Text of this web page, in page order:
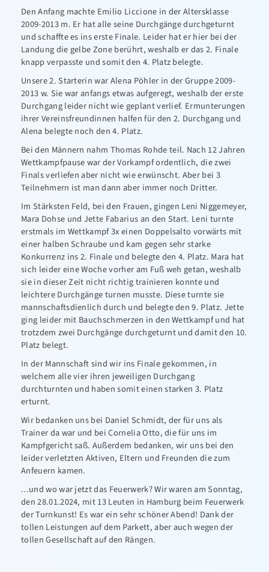
Den Anfang machte Emilio Liccione in der Altersklasse
2009-2013 m. Er hat alle seine Durchgänge durchgeturnt
und schaffte es ins erste Finale. Leider hat er hier bei der
Landung die gelbe Zone berührt, weshalb er das 2. Finale
knapp verpasste und somit den 4. Platz belegte.
Unsere 2. Starterin war Alena Pöhler in der Gruppe 2009-
2013 w. Sie war anfangs etwas aufgeregt, weshalb der erste
Durchgang leider nicht wie geplant verlief. Ermunterungen
ihrer Vereinsfreundinnen halfen für den 2. Durchgang und
Alena belegte noch den 4. Platz.
Bei den Männern nahm Thomas Rohde teil. Nach 12 Jahren
Wettkampfpause war der Vorkampf ordentlich, die zwei
Finals verliefen aber nicht wie erwünscht. Aber bei 3
Teilnehmern ist man dann aber immer noch Dritter.
Im Stärksten Feld, bei den Frauen, gingen Leni Niggemeyer,
Mara Dohse und Jette Fabarius an den Start. Leni turnte
erstmals im Wettkampf 3x einen Doppelsalto vorwärts mit
einer halben Schraube und kam gegen sehr starke
Konkurrenz ins 2. Finale und belegte den 4. Platz. Mara hat
sich leider eine Woche vorher am Fuß weh getan, weshalb
sie in dieser Zeit nicht richtig trainieren konnte und
leichtere Durchgänge turnen musste. Diese turnte sie
mannschaftsdienlich durch und belegte den 9. Platz. Jette
ging leider mit Bauchschmerzen in den Wettkampf und hat
trotzdem zwei Durchgänge durchgeturnt und damit den 10.
Platz belegt.
In der Mannschaft sind wir ins Finale gekommen, in
welchem alle vier ihren jeweiligen Durchgang
durchturnten und haben somit einen starken 3. Platz
erturnt.
Wir bedanken uns bei Daniel Schmidt, der für uns als
Trainer da war und bei Cornelia Otto, die für uns im
Kampfgericht saß. Außerdem bedanken, wir uns bei den
leider verletzten Aktiven, Eltern und Freunden die zum
Anfeuern kamen.
...und wo war jetzt das Feuerwerk? Wir waren am Sonntag,
den 28.01.2024, mit 13 Leuten in Hamburg beim Feuerwerk
der Turnkunst! Es war ein sehr schöner Abend! Dank der
tollen Leistungen auf dem Parkett, aber auch wegen der
tollen Gesellschaft auf den Rängen.